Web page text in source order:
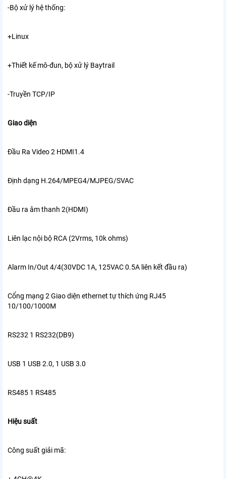
-Bộ xử lý hệ thống:
+Linux
+Thiết kế mô-đun, bộ xử lý Baytrail
-Truyền TCP/IP
Giao diện
Đầu Ra Video 2 HDMI1.4
Định dạng H.264/MPEG4/MJPEG/SVAC
Đầu ra âm thanh 2(HDMI)
Liên lạc nội bộ RCA (2Vrms, 10k ohms)
Alarm In/Out 4/4(30VDC 1A, 125VAC 0.5A liên kết đầu ra)
Cổng mạng 2 Giao diện ethernet tự thích ứng RJ45
10/100/1000M
RS232 1 RS232(DB9)
USB 1 USB 2.0, 1 USB 3.0
RS485 1 RS485
Hiệu suất
Công suất giải mã: